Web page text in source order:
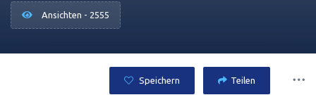
Ansichten - 2555
Speichern Teilen